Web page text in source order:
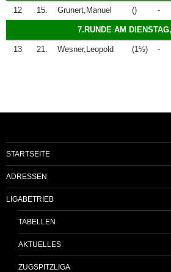
12 15. Grunert,Manuel () -
7.RUNDE AM
13 21. Wesner,Leopold (1½) -
STARTSEITE
ADRESSEN
LIGABETRIEB
TABELLEN
AKTUELLES
ZUGSPITZLIGA